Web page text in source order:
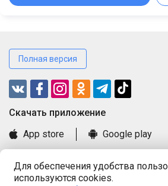
Для обеспечения удобства
используются cookies.
Полная версия
Cкачать приложение
App store
Google play
Книга замечаний и предложений